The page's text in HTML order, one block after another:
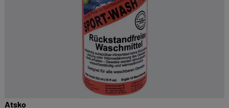
Cookie-Informationen anzeigen
KOMFORTFUNKTIONEN
Wir möchten die Bedienung dieses Shops für
Sie möglichst komfortabel gestalten.
Cookie-Informationen anzeigen
Atsko